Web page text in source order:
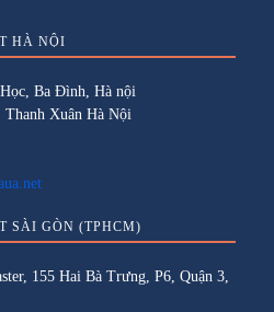
HÀ NỘI
Ba Đình, Hà nội
Xuân Hà Nội
SÀI GÒN (TPHCM)
155 Hai Bà Trưng, P6, Quận 3,